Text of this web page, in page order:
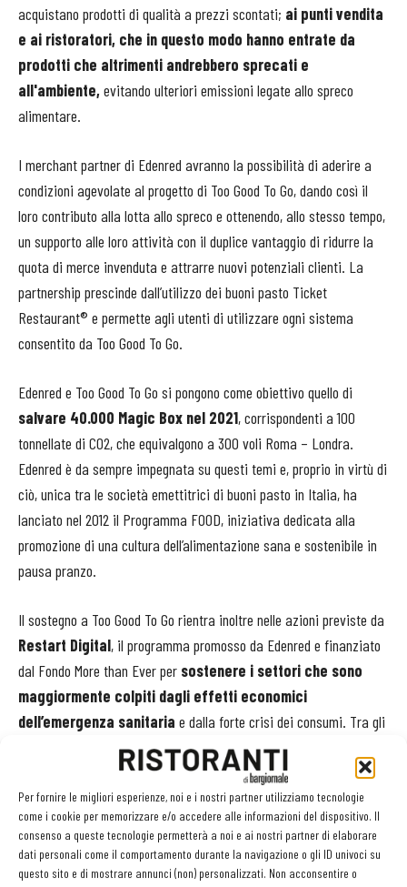
Per fornire le migliori esperienze, noi e i nostri partner utilizziamo tecnologie
come i cookie per memorizzare e/o accedere alle informazioni del dispositivo. Il
consenso a queste tecnologie permetterà a noi e ai nostri partner di elaborare
dati personali come il comportamento durante la navigazione o gli ID univoci su
questo sito e di mostrare annunci (non) personalizzati. Non acconsentire o
acquistano prodotti di qualità a prezzi scontati; ai punti vendita
e ai ristoratori, che in questo modo hanno entrate da
prodotti che altrimenti andrebbero sprecati e
all'ambiente,evitando ulteriori emissioni legate allo spreco
alimentare.
I merchant partner di Edenred avranno la possibilità di aderire a
condizioni agevolate al progetto di Too Good To Go, dando così il
loro contributo alla lotta allo spreco e ottenendo, allo stesso tempo,
un supporto alle loro attività con il duplice vantaggio di ridurre la
quota di merce invenduta e attrarre nuovi potenziali clienti. La
partnership prescinde dall’utilizzo dei buoni pasto Ticket
Restaurant® e permette agli utenti di utilizzare ogni sistema
consentito da Too Good To Go.
Edenred e Too Good To Go si pongono come obiettivo quello di
salvare 40.000 Magic Box nel 2021, corrispondenti a 100
tonnellate di CO2, che equivalgono a 300 voli Roma – Londra.
Edenred è da sempre impegnata su questi temi e, proprio in virtù di
ciò, unica tra le società emettitrici di buoni pasto in Italia, ha
lanciato nel 2012 il Programma FOOD, iniziativa dedicata alla
promozione di una cultura dell’alimentazione sana e sostenibile in
pausa pranzo.
Il sostegno a Too Good To Go rientra inoltre nelle azioni previste da
Restart Digital, il programma promosso da Edenred e finanziato
dal Fondo More than Ever per sostenere i settori che sono
maggiormente colpiti dagli effetti economici
dell’emergenza sanitaria e dalla forte crisi dei consumi. Tra gli
obiettivi di Restart Digital c’è anche quello di promuovere la
migrazione al digitale, diffondendo l’utilizzo degli strumenti
innovativi messi a disposizione dalla tecnologia per aumentare
benessere e venire incontro alle esigenze di tutti.
«Appoggiamo una realtà come Too Good To Go perché pienamente in